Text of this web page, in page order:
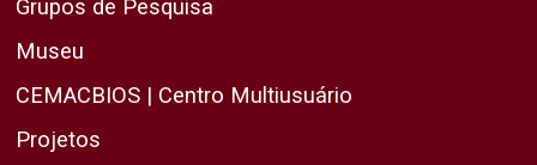
Grupos de Pesquisa
Museu
CEMACBIOS | Centro Multiusuário
Projetos